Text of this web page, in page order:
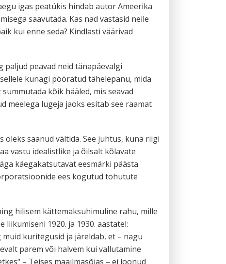
igas peatükis hindab autor Ameerika
saavutada. Kas nad vastasid neile
kui enne seda? Kindlasti väärivad
paljud peavad neid tänapäevalgi
kunagi pööratud tähelepanu, mida
kõik hääled, mis seavad
meelega lugeja jaoks esitab see raamat
saanud vältida. See juhtus, kuna riigi
vastu idealistlike ja õilsalt kõlavate
käegakatsutavat eesmärki päästa
ees kogutud tohutute
hilisem kättemaksuhimuline rahu, mille
1920. ja 1930. aastatel:
kuritegusid ja järeldab, et – nagu
parem või halvem kui vallutamine
– Teises maailmasõjas – ei loonud